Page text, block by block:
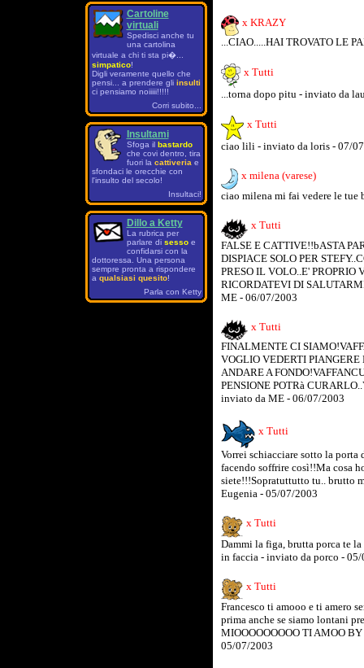
Cartoline
virtuali
Spedisci anche tu
una cartolina
virtuale a chi ti sta pi�...
simpatico!
Digli veramente quello che
pensi... a prendere gli insulti
ci pensiamo noiiiii!!!!!
Corri subito...
Insultami
Sfoga il bastardo
che covi dentro, tira
fuori la cattiveria e
sfondaci le orecchie con
l'insulto del secolo!
Insultaci!
Dillo a Ketty
La rubrica per
parlare di sessoe
confidarsi con la
dottoressa. Una persona
sempre pronta a rispondere
a qualsiasi quesito!
Parla con Ketty
x KRAZY
...CIAO.....HAI TROVATO LE
x Tutti
...torna dopo pitu - inviato da
x Tutti
ciao lili - inviato da loris - 07/
x milena (varese)
ciao milena mi fai vedere le tue
x Tutti
FALSE E CATTIVE!!bASTA
DISPIACE SOLO PER
PRESO IL VOLO..E'
RICORDATEVI DI
ME - 06/07/2003
x Tutti
FINALMENTE CI
VOGLIO VEDERTI
ANDARE A
PENSIONE POTRà
inviato da ME - 06/07/2003
x Tutti
Vorrei schiacciare sotto la porta
facendo soffrire così!!Ma cosa
siete!!!Sopratuttutto tu.. brutto
Eugenia - 05/07/2003
x Tutti
Dammi la figa, brutta porca te
in faccia - inviato da porco -
x Tutti
Francesco ti amooo e ti amero
prima anche se siamo lontani
MIOOOOOOOOO TI AMOO
05/07/2003